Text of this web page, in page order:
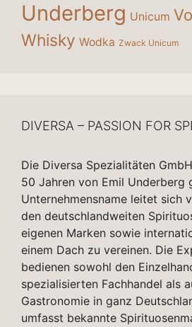
Underberg Unicum
Whisky Wodka Zwack Unicum
DIVERSA – PASSION FOR
Die Diversa Spezialitäten
50 Jahren von Emil Underberg
Unternehmensname leitet sich
den deutschlandweiten
eigenen Marken sowie
einem Dach zu vereinen. Die
bedienen sowohl den
spezialisierten Fachhandel als
Gastronomie in ganz
umfasst bekannte